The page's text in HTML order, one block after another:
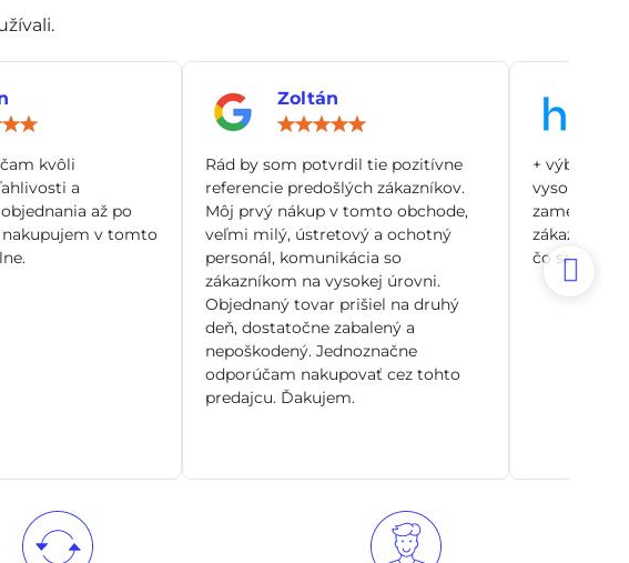
kvôli
a
až po
v tomto
Zoltán
/
5
Rád by som potvrdil tie pozitívne
referencie predošlých zákazníkov.
Môj prvý nákup v tomto obchode,
veľmi milý, ústretový a ochotný
personál, komunikácia so
zákazníkom na vysokej úrovni.
Objednaný tovar prišiel na druhý
deň, dostatočne zabalený a
nepoškodený. Jednoznačne
odporúčam nakupovať cez tohto
predajcu. Ďakujem.
+ výborný
vysoko
zamerané
zákazníka,
čo sa dá.